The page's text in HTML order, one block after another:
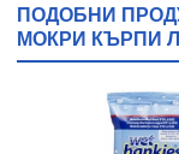
ПОДОБНИ
МОКРИ КЪРПИ